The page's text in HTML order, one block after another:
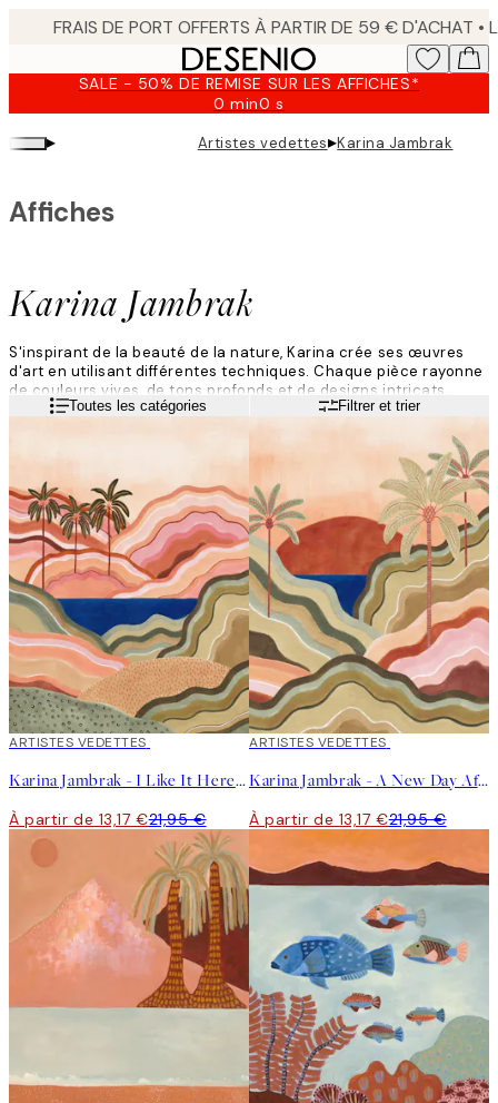
content.SALE - 50% DE REMISE SUR LES AFFICHES*
0 min0 s
Valable
jusqu'au
:
▸ Artistes vedettes▸Karina Jambrak
Karina Jambrak
Affiches
S'inspirant de la beauté de la nature, Karina crée ses œuvres
d'art en utilisant différentes techniques. Chaque pièce rayonne
de couleurs vives, de tons profonds et de designs intricats,
capturant véritablement sa vision artistique unique.
Lire la suiteToutes les catégories Filtrer et trier
40%*
ARTISTES VEDETTES
Karina Jambrak - I Like It Here Affiche
À partir de 13,17 €21,95 €
40%*
ARTISTES VEDETTES
Karina Jambrak - A New Day Affiche
À partir de 13,17 €21,95 €